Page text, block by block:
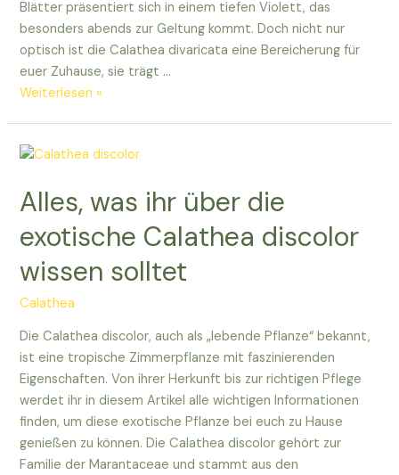
Blätter präsentiert sich in einem tiefen Violett, das
besonders abends zur Geltung kommt. Doch nicht nur
optisch ist die Calathea divaricata eine Bereicherung für
euer Zuhause, sie trägt …
Entdeckt
Calathea
für
Zuhause.
Weiterlesen »
Alles, was ihr über die
exotische Calathea discolor
wissen solltet
Calathea
Die Calathea discolor, auch als „lebende Pflanze“ bekannt,
ist eine tropische Zimmerpflanze mit faszinierenden
Eigenschaften. Von ihrer Herkunft bis zur richtigen Pflege
werdet ihr in diesem Artikel alle wichtigen Informationen
finden, um diese exotische Pflanze bei euch zu Hause
genießen zu können. Die Calathea discolor gehört zur
Familie der Marantaceae und stammt aus den